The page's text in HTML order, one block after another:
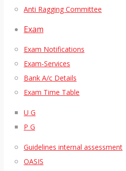
Anti Ragging Committee
Exam
Exam Notifications
Exam-Services
Bank A/c Details
Exam Time Table
U G
P G
Guidelines internal assessment
OASIS